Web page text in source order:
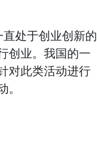
处于创业创新的
创业。我国的一
对此类活动进行